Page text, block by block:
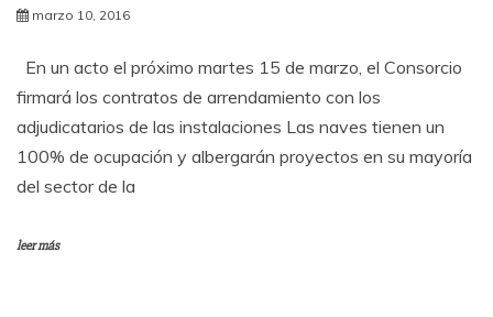
marzo 10, 2016
En un acto el próximo martes 15 de marzo, el Consorcio
firmará los contratos de arrendamiento con los
adjudicatarios de las instalaciones Las naves tienen un
100% de ocupación y albergarán proyectos en su mayoría
del sector de la
leer más